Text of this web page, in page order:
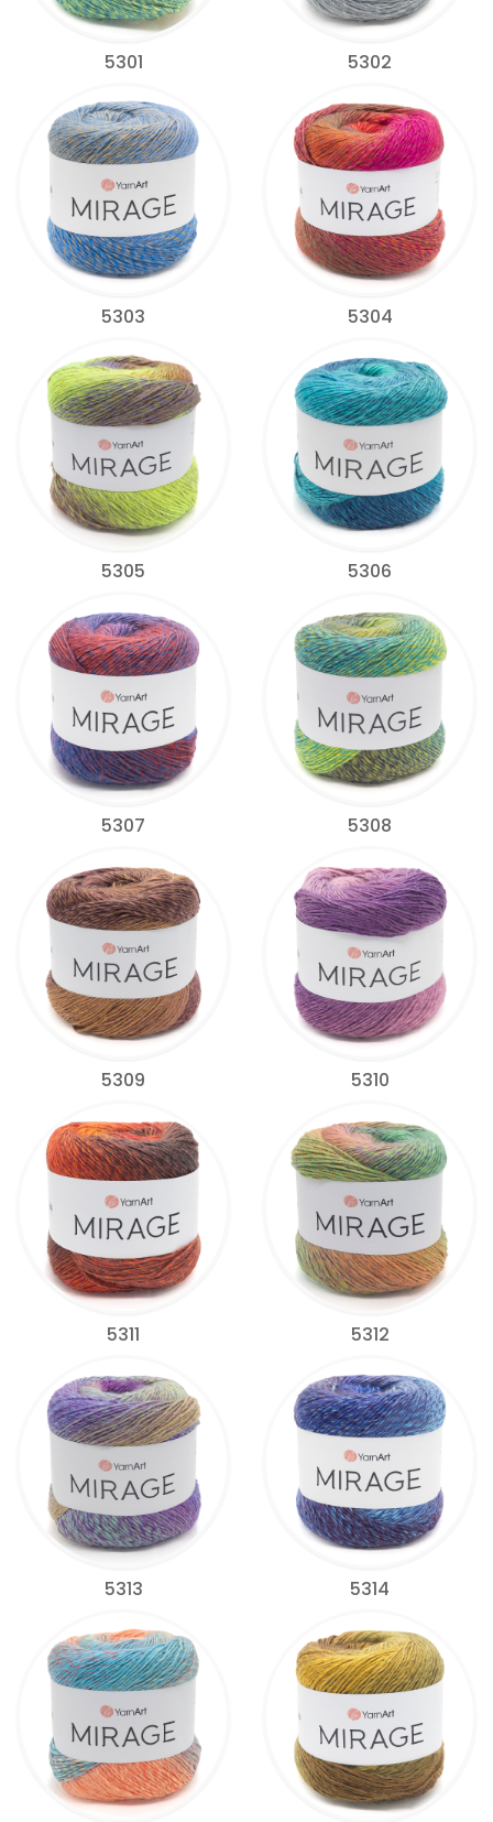
5301 5302
5303 5304
5305 5306
5307 5308
5309 5310
5311 5312
5313 5314